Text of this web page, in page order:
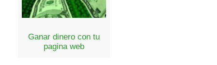
Ganar dinero con tu
pagina web